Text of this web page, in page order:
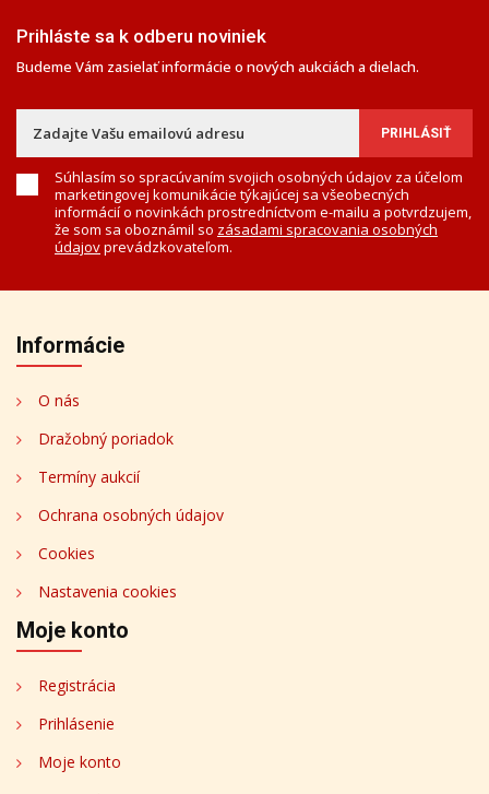
Prihláste sa k odberu noviniek
Budeme Vám zasielať informácie o nových aukciách a dielach.
Súhlasím so spracúvaním svojich osobných údajov za účelom
marketingovej komunikácie týkajúcej sa všeobecných
informácií o novinkách prostredníctvom e-mailu a potvrdzujem,
že som sa oboznámil so zásadami spracovania osobných
údajovprevádzkovateľom.
Informácie
O nás
Dražobný poriadok
Termíny aukcií
Ochrana osobných údajov
Cookies
Nastavenia cookies
Moje konto
Registrácia
Prihlásenie
Moje konto